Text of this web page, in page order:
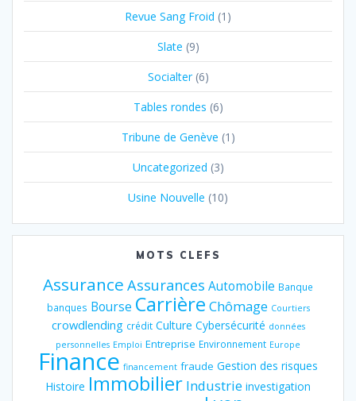
Revue Sang Froid (1)
Slate (9)
Socialter(6)
Tables rondes (6)
Tribune de Genève (1)
Uncategorized (3)
Usine Nouvelle (10)
MOTS CLEFS
Assurance Assurances Automobile Banque
banques Bourse Carrière Chômage Courtiers
crowdlending crédit Culture Cybersécurité données
personnelles Emploi Entreprise Environnement Europe
Finance financement fraude Gestion des risques
Histoire Immobilier Industrie investigation